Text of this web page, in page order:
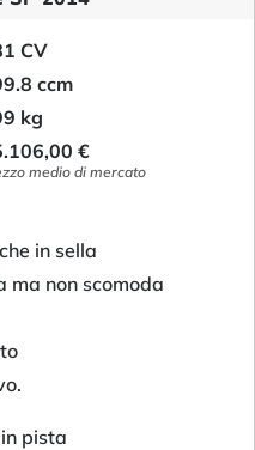
CV
ccm
kg
€
medio di mercato
in sella
ma non scomoda
pista